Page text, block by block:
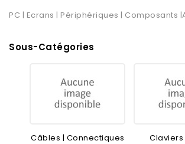
PC | Ecrans | Périphériques | Composants
Sous-Catégories
Câbles | Connectiques Claviers